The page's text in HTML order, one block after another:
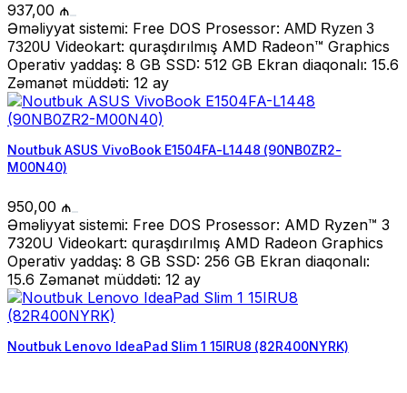
937,00 ₼
Əməliyyat sistemi: Free DOS Prosessor: AMD Ryzen 3
7320U Videokart: quraşdırılmış AMD Radeon™ Graphics
Operativ yaddaş: 8 GB SSD: 512 GB Ekran diaqonalı: 15.6
Zəmanət müddəti: 12 ay
Noutbuk ASUS VivoBook E1504FA-L1448 (90NB0ZR2-
M00N40)
950,00 ₼
Əməliyyat sistemi: Free DOS Prosessor: AMD Ryzen™ 3
7320U Videokart: quraşdırılmış AMD Radeon Graphics
Operativ yaddaş: 8 GB SSD: 256 GB Ekran diaqonalı:
15.6 Zəmanət müddəti: 12 ay
Noutbuk Lenovo IdeaPad Slim 1 15IRU8 (82R400NYRK)